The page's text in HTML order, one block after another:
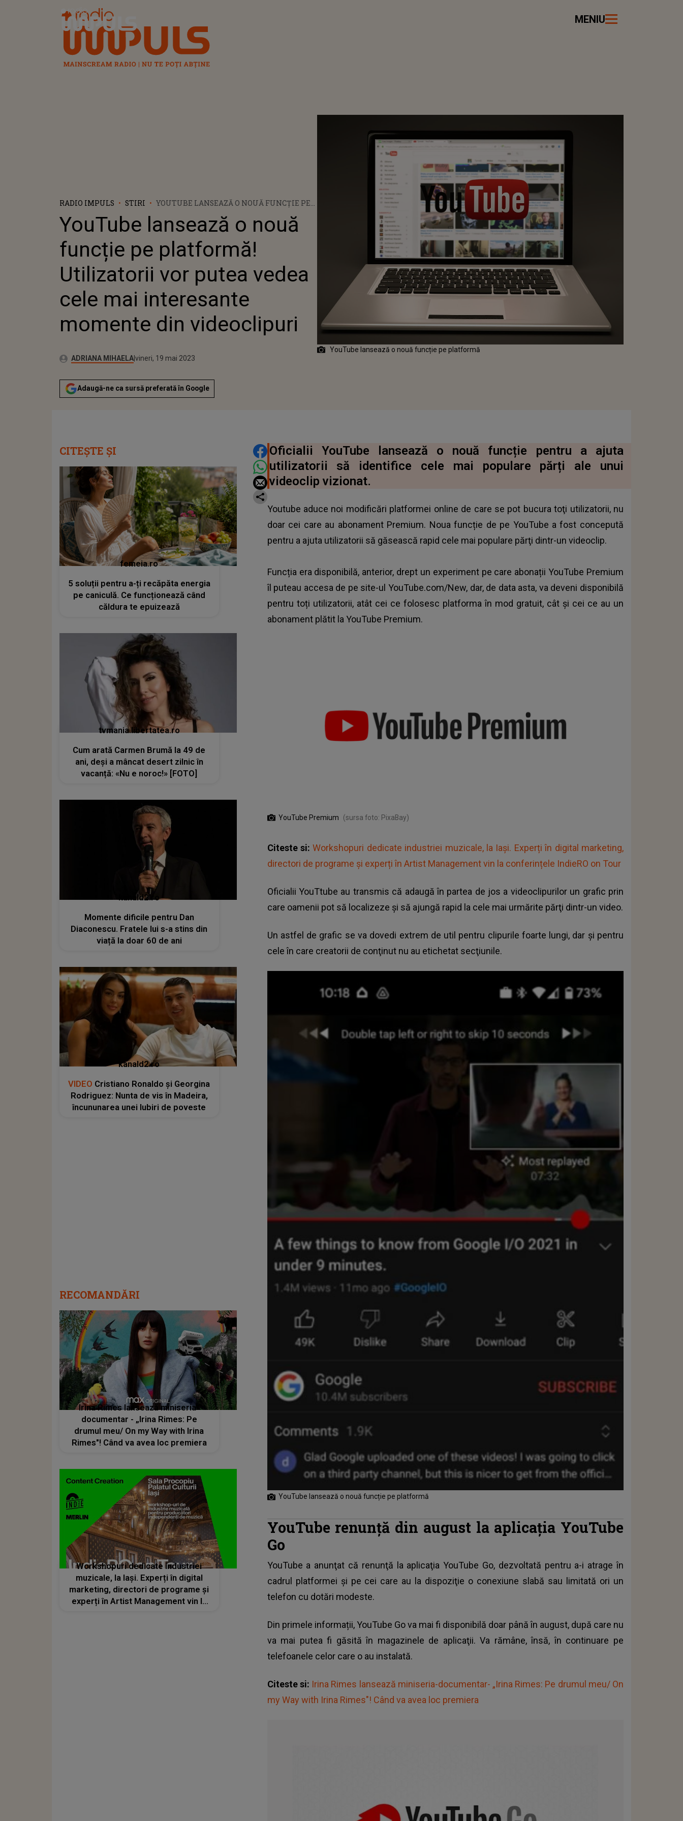
Radio Impuls MENIU
RADIO IMPULS STIRI
YOUTUBE LANSEAZĂ O NOUĂ FUNCȚIE PE
VEDEA CELE MAI INTERESANTE MOMENTE
DIN VIDEOCLIPURI
YouTube lansează o nouă
funcție pe platformă!
Utilizatorii vor putea vedea
cele mai interesante
momente din videoclipuri
Autor:ADRIANA MIHAELAPublicat:
joi, 19 mai 2022
Actualizat:
vineri, 19 mai 2023
Adaugă-ne ca sursă preferată în Google
YouTube lansează o nouă funcție pe platformă
DISTRIBUIE ARTICOLUL
Oficialii YouTube lansează o nouă funcție pentru a ajuta
utilizatorii să identifice cele mai populare părți ale unui
videoclip vizionat.
Youtube aduce noi modificări platformei online de care se pot bucura toţi utilizatorii, nu
doar cei care au abonament Premium. Noua funcție de pe YouTube a fost concepută
pentru a ajuta utilizatorii să găsească rapid cele mai populare părţi dintr-un videoclip.
Funcția era disponibilă, anterior, drept un experiment pe care abonații YouTube Premium
îl puteau accesa de pe site-ul YouTube.com/New, dar, de data asta, va deveni disponibilă
pentru toți utilizatorii, atât cei ce folosesc platforma în mod gratuit, cât și cei ce au un
abonament plătit la YouTube Premium.
YouTube Premium (sursa foto: PixaBay)
Citeste si:Workshopuri dedicate industriei muzicale, la Iași. Experți în digital marketing,
directori de programe și experți în Artist Management vin la conferințele IndieRO on Tour
Oficialii YouTtube au transmis că adaugă în partea de jos a videoclipurilor un grafic prin
care oamenii pot să localizeze şi să ajungă rapid la cele mai urmărite părţi dintr-un video.
Un astfel de grafic se va dovedi extrem de util pentru clipurile foarte lungi, dar şi pentru
cele în care creatorii de conţinut nu au etichetat secţiunile.
YouTube lansează o nouă funcție pe platformă
YouTube renunţă din august la aplicaţia YouTube
Go
YouTube a anunţat că renunţă la aplicaţia YouTube Go, dezvoltată pentru a-i atrage în
cadrul platformei şi pe cei care au la dispoziţie o conexiune slabă sau limitată ori un
telefon cu dotări modeste.
Din primele informații, YouTube Go va mai fi disponibilă doar până în august, după care nu
va mai putea fi găsită în magazinele de aplicaţii. Va rămâne, însă, în continuare pe
telefoanele celor care o au instalată.
Citeste si: Irina Rimes lansează miniseria-documentar- „Irina Rimes: Pe drumul meu/ On
my Way with Irina Rimes"! Când va avea loc premiera
CITEȘTE ȘI
femeia.ro
5 soluții pentru a-ți recăpăta energia
pe caniculă. Ce funcționează când
căldura te epuizează
tvmania.libertatea.ro
Cum arată Carmen Brumă la 49 de
ani, deși a mâncat desert zilnic în
vacanță: «Nu e noroc!» [FOTO]
kanald2.ro
Momente dificile pentru Dan
Diaconescu. Fratele lui s-a stins din
viață la doar 60 de ani
kanald2.ro
VIDEO Cristiano Ronaldo și Georgina
Rodriguez: Nunta de vis în Madeira,
încununarea unei Iubiri de poveste
RECOMANDĂRI
Irina Rimes lansează miniseria-
documentar - „Irina Rimes: Pe
drumul meu/ On my Way with Irina
Rimes"! Când va avea loc premiera
Workshopuri dedicate industriei
muzicale, la Iași. Experți în digital
marketing, directori de programe și
experți în Artist Management vin la